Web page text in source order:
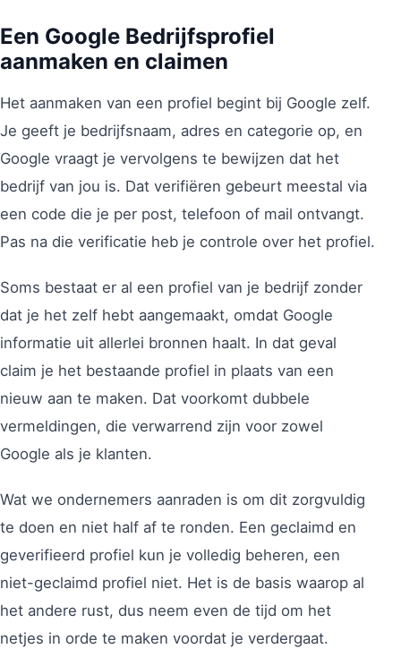
Een Google Bedrijfsprofiel
aanmaken en claimen
Het aanmaken van een profiel begint bij Google zelf.
Je geeft je bedrijfsnaam, adres en categorie op, en
Google vraagt je vervolgens te bewijzen dat het
bedrijf van jou is. Dat verifiëren gebeurt meestal via
een code die je per post, telefoon of mail ontvangt.
Pas na die verificatie heb je controle over het profiel.
Soms bestaat er al een profiel van je bedrijf zonder
dat je het zelf hebt aangemaakt, omdat Google
informatie uit allerlei bronnen haalt. In dat geval
claim je het bestaande profiel in plaats van een
nieuw aan te maken. Dat voorkomt dubbele
vermeldingen, die verwarrend zijn voor zowel
Google als je klanten.
Wat we ondernemers aanraden is om dit zorgvuldig
te doen en niet half af te ronden. Een geclaimd en
geverifieerd profiel kun je volledig beheren, een
niet-geclaimd profiel niet. Het is de basis waarop al
het andere rust, dus neem even de tijd om het
netjes in orde te maken voordat je verdergaat.